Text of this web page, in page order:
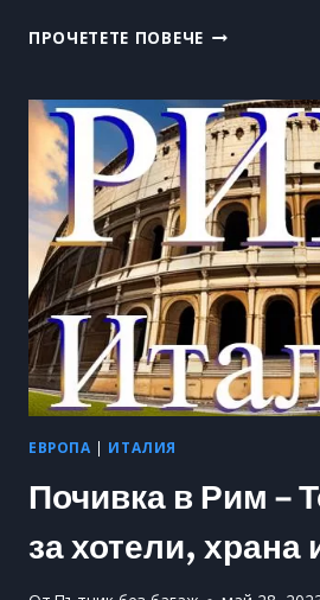
ПРОЧЕТЕТЕ ПОВЕЧЕТОП
ВЪВ
ЗА
ПОЧИВКА
ЕВРОПА | ИТАЛИЯ
Почивка в Рим –
за хотели, храна